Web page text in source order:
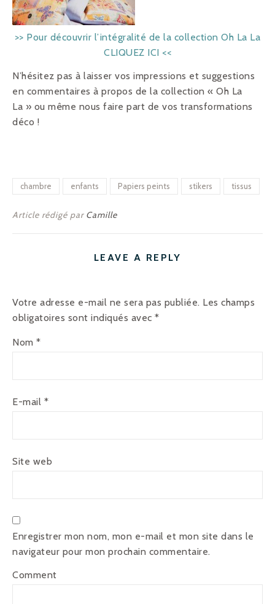
>> Pour découvrir l’intégralité de la collection Oh La La
CLIQUEZ ICI <<
N’hésitez pas à laisser vos impressions et suggestions
en commentaires à propos de la collection « Oh La
La » ou même nous faire part de vos transformations
déco !
chambre enfants Papiers peints stikers tissus
Article rédigé par Camille
LEAVE A REPLY
Votre adresse e-mail ne sera pas publiée. Les champs
obligatoires sont indiqués avec *
Nom *
E-mail *
Site web
Enregistrer mon nom, mon e-mail et mon site dans le
navigateur pour mon prochain commentaire.
Comment